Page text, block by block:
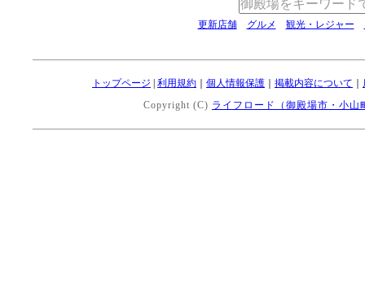
更新店舗 グルメ 観光・レジャー
トップページ 利用規約 個人情報保護 掲載内容について
Copyright (C) ライフロード（御殿場市・小